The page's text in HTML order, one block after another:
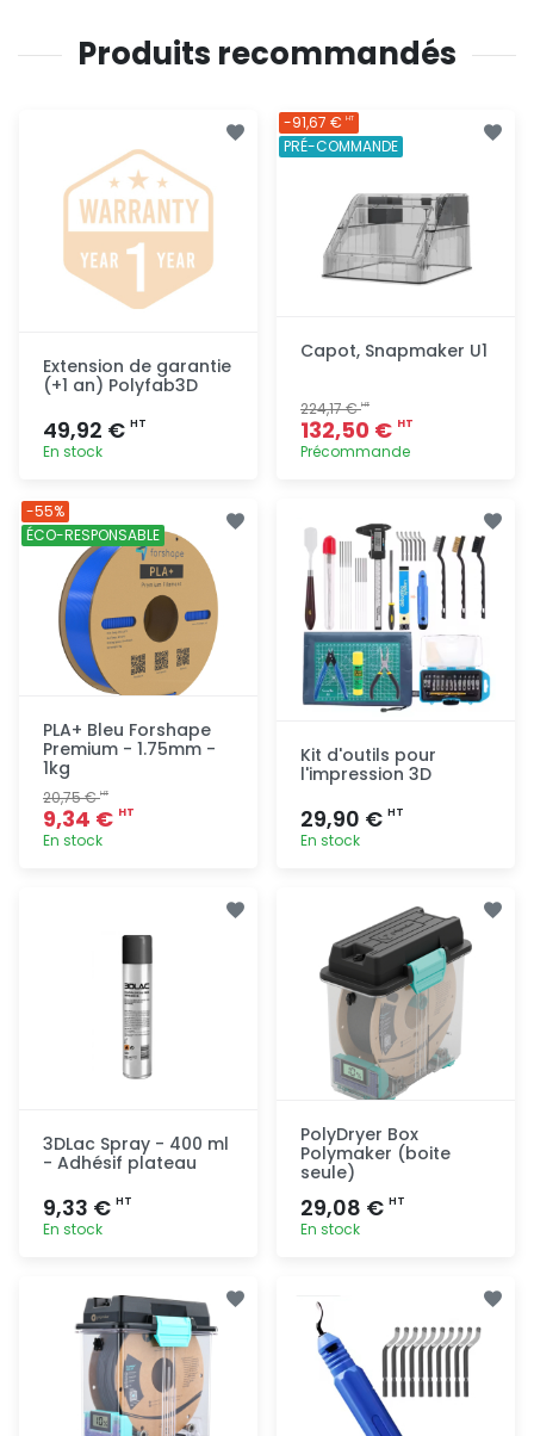
Produits recommandés
Extension de garantie
(+1 an) Polyfab3D
49,92 € HT
En stock
rapide
Capot, Snapmaker U1
224,17 €HT
132,50 € HT
Précommande
rapide
-91,67 € HT
PRÉ-COMMANDE
PLA+ Bleu Forshape
Premium - 1.75mm -
1kg
20,75 €HT
9,34 € HT
En stock
-55%
ÉCO-RESPONSABLE
Kit d'outils pour
l'impression 3D
29,90 € HT
En stock
rapide
3DLac Spray - 400 ml
- Adhésif plateau
9,33 € HT
En stock
rapide
PolyDryer Box
Polymaker (boite
seule)
29,08 € HT
En stock